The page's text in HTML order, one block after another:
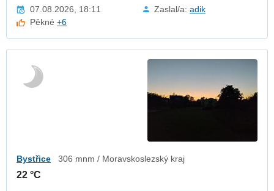
07.08.2026, 18:11 Zaslal/a: adik
Pěkné+6
Bystřice 306 mnm / Moravskoslezský kraj
22 °C